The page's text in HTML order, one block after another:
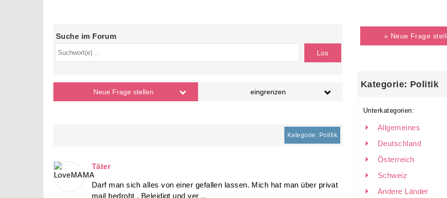
Suche im Forum
Neue Frage stellen eingrenzen
Kategorie: Politik
Täter
Darf man sich alles von einer gefallen lassen. Mich hat man über privat
mail bedroht , Beleidigt und ver ..
» Neue Frage
Kategorie: Politik
Unterkategorien:
Allgemeines
Deutschland
Österreich
Schweiz
Andere Länder